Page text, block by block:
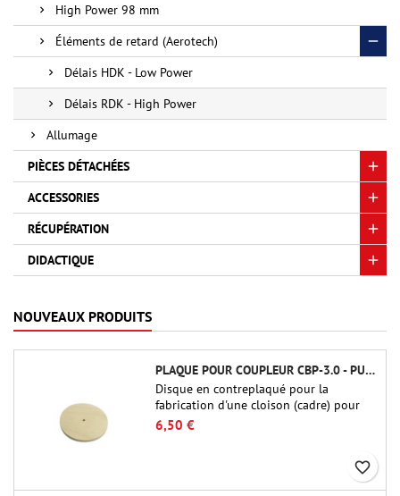
High Power 98 mm
Éléments de retard (Aerotech)
Délais HDK - Low Power
Délais RDK - High Power
Allumage
PIÈCES DÉTACHÉES
ACCESSORIES
RÉCUPÉRATION
DIDACTIQUE
NOUVEAUX PRODUITS
PLAQUE POUR COUPLEUR CBP-3.0 - PUBLIC MISSILES LTD.
Disque en contreplaqué pour la
fabrication d'une cloison (cadre) pour
raccords tubulaires de 75 mm de Public
Missiles Ltd. (PT-3.0/QT-3.0)
6,50 €
favorite_border